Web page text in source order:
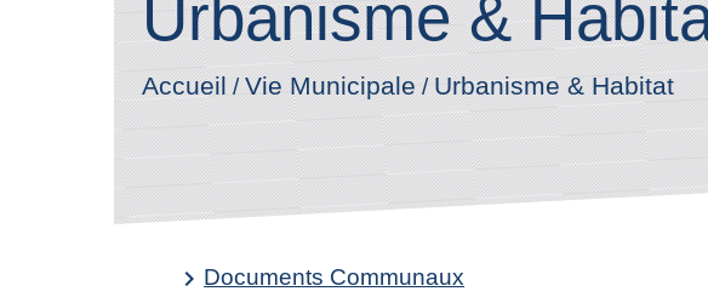
Urbanisme &
Accueil/Vie Municipale /Urbanisme & Habitat
keyboard_arrow_rightDocuments Communaux